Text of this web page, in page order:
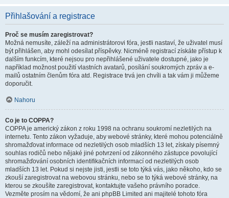
Přihlašování a registrace
Proč se musím zaregistrovat?
Možná nemusíte, záleží na administrátorovi fóra, jestli nastaví, že uživatel musí
být přihlášen, aby mohl odesílat příspěvky. Nicméně registrací získáte přístup k
dalším funkcím, které nejsou pro nepřihlášené uživatele dostupné, jako je
například možnost použití vlastních avatarů, posílání soukromých zpráv a e-
mailů ostatním členům fóra atd. Registrace trvá jen chvíli a tak vám ji můžeme
doporučit.
Nahoru
Co je to COPPA?
COPPA je americký zákon z roku 1998 na ochranu soukromí nezletilých na
internetu. Tento zákon vyžaduje, aby webové stránky, které mohou potenciálně
shromažďovat informace od nezletilých osob mladších 13 let, získaly písemný
souhlas rodičů nebo nějaké jiné potvrzení od zákonného zástupce povolující
shromažďování osobních identifikačních informací od nezletilých osob
mladších 13 let. Pokud si nejste jisti, jestli se toto týká vás, jako někoho, kdo se
zkouší zaregistrovat na webovou stránku, nebo se to týká webové stránky, na
kterou se zkoušíte zaregistrovat, kontaktujte vašeho právního poradce.
Vezměte prosím na vědomí, že ani phpBB Limited ani majitelé tohoto fóra